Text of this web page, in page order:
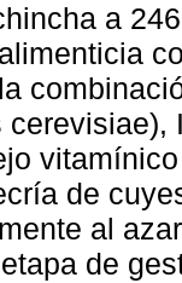
a
de
al
de